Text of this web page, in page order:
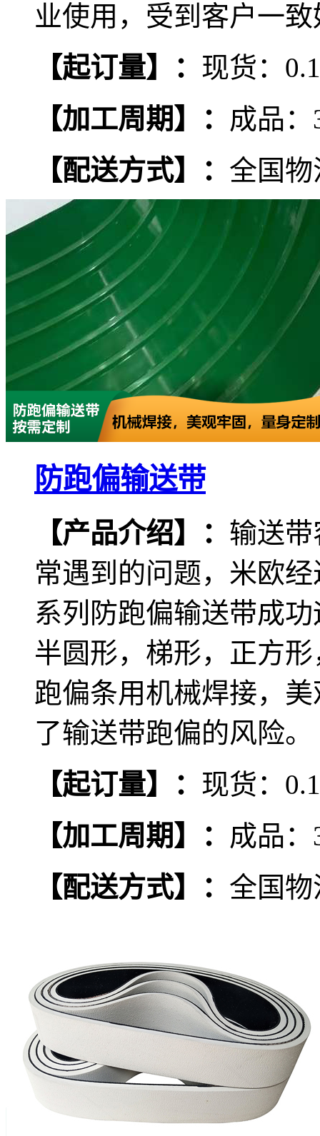
业使用，受到客户一
【起订量】 ： 现货：
【加工周期 】 ： 成品
【配送方式】 ： 全国
防跑偏输送带
【产品介绍】 ： 输送
常遇到的问题，米欧
系列防跑偏输送带成
半圆形，梯形，正方
跑偏条用机械焊接，
了输送带跑偏的风险。
【起订量】 ： 现货：
【加工周期 】 ： 成品
【配送方式】 ： 全国